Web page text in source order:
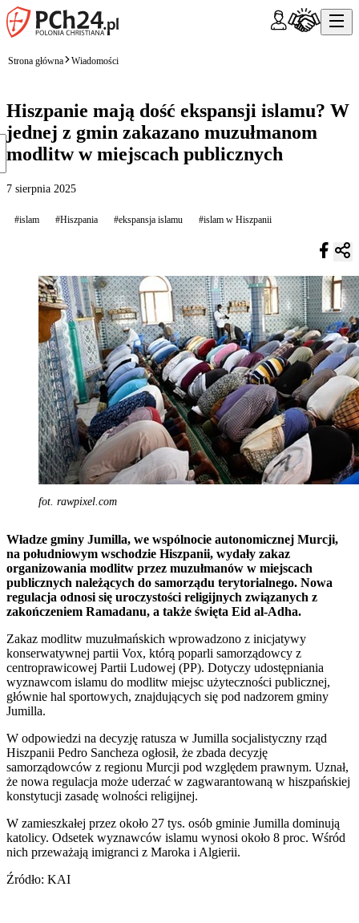
Strona główna Wiadomości
Hiszpanie mają dość ekspansji islamu? W
jednej z gmin zakazano muzułmanom
modlitw w miejscach publicznych
7 sierpnia 2025
#islam #Hiszpania #ekspansja islamu #islam w Hiszpanii
fot. rawpixel.com
Władze gminy Jumilla, we wspólnocie autonomicznej Murcji,
na południowym wschodzie Hiszpanii, wydały zakaz
organizowania modlitw przez muzułmanów w miejscach
publicznych należących do samorządu terytorialnego. Nowa
regulacja odnosi się uroczystości religijnych związanych z
zakończeniem Ramadanu, a także święta Eid al-Adha.
Zakaz modlitw muzułmańskich wprowadzono z inicjatywy
konserwatywnej partii Vox, którą poparli samorządowcy z
centroprawicowej Partii Ludowej (PP). Dotyczy udostępniania
wyznawcom islamu do modlitw miejsc użyteczności publicznej,
głównie hal sportowych, znajdujących się pod nadzorem gminy
Jumilla.
W odpowiedzi na decyzję ratusza w Jumilla socjalistyczny rząd
Hiszpanii Pedro Sancheza ogłosił, że zbada decyzję
samorządowców z regionu Murcji pod względem prawnym. Uznał,
że nowa regulacja może uderzać w zagwarantowaną w hiszpańskiej
konstytucji zasadę wolności religijnej.
W zamieszkałej przez około 27 tys. osób gminie Jumilla dominują
katolicy. Odsetek wyznawców islamu wynosi około 8 proc. Wśród
nich przeważają imigranci z Maroka i Algierii.
Źródło: KAI